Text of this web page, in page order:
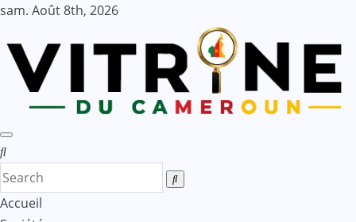
Skip
content
sam. Août 8th, 2026
Accueil